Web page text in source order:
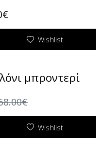
Wishlist
μπροντερί
Wishlist